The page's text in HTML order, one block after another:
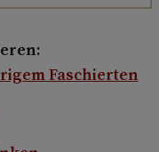
Faschierten